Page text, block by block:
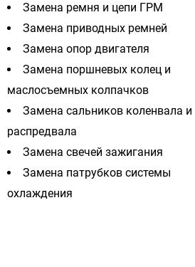
Замена ремня и цепи ГРМ
Замена приводных ремней
Замена опор двигателя
Замена поршневых колец и
маслосъемных колпачков
Замена сальников коленвала и
распредвала
Замена свечей зажигания
Замена патрубков системы
охлаждения